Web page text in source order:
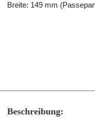
Breite: 149 mm
Beschreibung: